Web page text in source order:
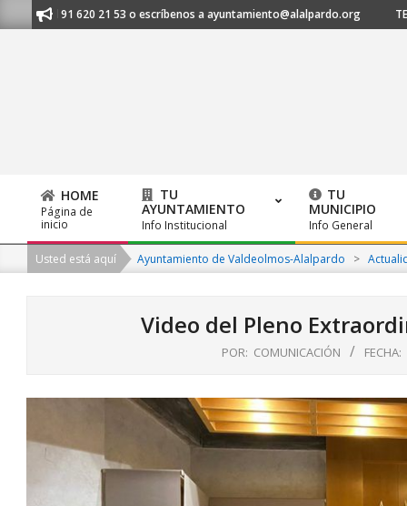
to
al 91 620 21 53 o escríbenos a ayuntamiento@alalpardo.org TE
Primary
Navigation
Menu
HOME
Página de
inicio
TU
AYUNTAMIENTO
Info Institucional
TU
MUNICIPIO
Info General
Usted está aquí Ayuntamiento de Valdeolmos-Alalpardo >
Video del Pleno
POR: COMUNICACIÓN FECHA: